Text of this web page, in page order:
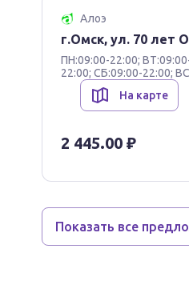
ГКС для наружного
воспалительную
интенсивность
После нанесения на
здоровой коже
плазме через
примерно через 3 ч
Алоэ
г.Омск, ул. 70 лет
ПН:09:00-22:00;
22:00; СБ:09:00-22:00;
На карте
2 445.00 ₽
Показать все